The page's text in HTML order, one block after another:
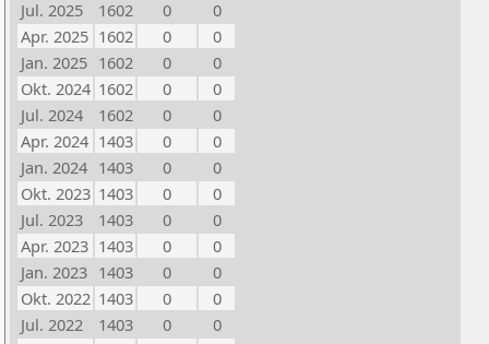
Jul. 2025
1602 0
0
Apr. 2025 1602 0
0
Jan. 2025 1602 0
0
Okt. 2024 1602 0
0
Jul. 2024
1602 0
0
Apr. 2024 1403 0
0
Jan. 2024 1403 0
0
Okt. 2023 1403 0
0
Jul. 2023
1403 0
0
Apr. 2023 1403 0
0
Jan. 2023 1403 0
0
Okt. 2022 1403 0
0
Jul. 2022
1403 0
0